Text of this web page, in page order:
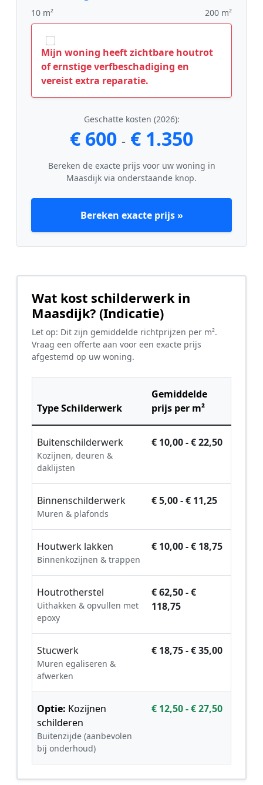
10 m² 200 m²
Mijn woning heeft zichtbare houtrot
of ernstige verfbeschadiging en
vereist extra reparatie.
Geschatte kosten (2026):
€ 600 - € 1.350
Bereken de exacte prijs voor uw woning in
Maasdijk via onderstaande knop.
Bereken exacte prijs »
Wat kost schilderwerk in
Maasdijk? (Indicatie)
Let op: Dit zijn gemiddelde richtprijzen per m².
Vraag een offerte aan voor een exacte prijs
afgestemd op uw woning.
Type Schilderwerk
Gemiddelde
prijs per m²
Buitenschilderwerk
Kozijnen, deuren &
daklijsten
€ 10,00 - € 22,50
Binnenschilderwerk
Muren & plafonds
€ 5,00 - € 11,25
Houtwerk lakken
Binnenkozijnen & trappen
€ 10,00 - € 18,75
Houtrotherstel
Uithakken & opvullen met
epoxy
€ 62,50 - €
118,75
Stucwerk
Muren egaliseren &
afwerken
€ 18,75 - € 35,00
Optie: Kozijnen
schilderen
Buitenzijde (aanbevolen
bij onderhoud)
€ 12,50 - € 27,50